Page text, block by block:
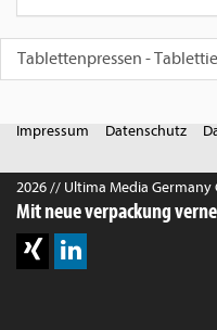
Tablettenpressen -
Impressum Datenschutz
2026 // Ultima Media Germany
Mit neue verpackung